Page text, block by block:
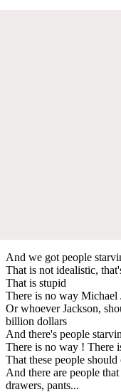
And we got people
That is not idealistic,
That is stupid
There is no way Michael
Or whoever Jackson,
billion dollars
And there's people
There is no way ! There
That these people
And there are people
drawers, pants...